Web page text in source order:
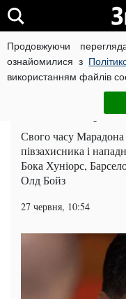
Продовжуючи
ознайомилися з
використанням файлів
ВІЙНА РОСІЇ
Суспільство
ЧС 2018:
Свого часу Марадона
півзахисника і
Бока Хуніорс,
Олд Бойз
27 червня, 10:54